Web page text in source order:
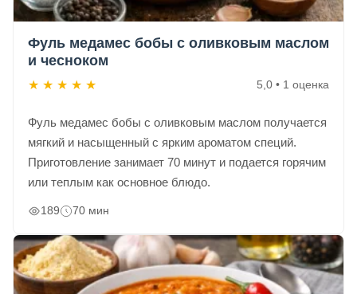
Фуль медамес бобы с оливковым маслом
и чесноком
★ ★ ★ ★ ★ 5,0 • 1 оценка
Фуль медамес бобы с оливковым маслом получается
мягкий и насыщенный с ярким ароматом специй.
Приготовление занимает 70 минут и подается горячим
или теплым как основное блюдо.
189 70 мин